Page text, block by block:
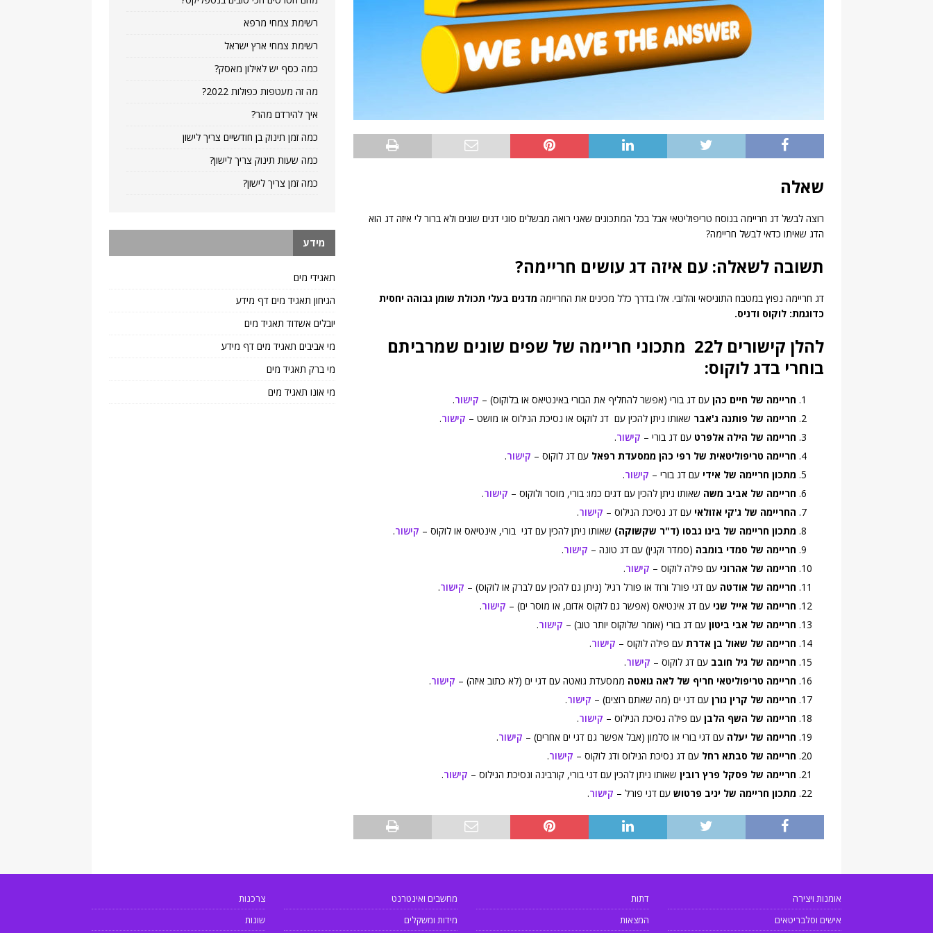
שאלה
רוצה לבשל דג חריימה בנוסח טריפוליטאי אבל בכל המתכונים שאני רואה מבשלים סוגי דגים שונים ולא ברור לי איזה דג הוא
הדג שאיתו כדאי לבשל חריימה?
תשובה לשאלה: עם איזה דג עושים חריימה?
דג חריימה נפוץ במטבח התוניסאי והלובי. אלו בדרך כלל מכינים את החריימה מדגים בעלי תכולת שומן גבוהה יחסית
כדוגמת: לוקוס ודניס.
להלן קישורים ל22 מתכוני חריימה של שפים שונים שמרביתם
בוחרי בדג לוקוס:
חריימה של חיים כהן עם דג בורי (אפשר להחליף את הבורי באינטיאס או בלוקוס) – קישור.
חריימה של פותנה ג'אבר שאותו ניתן להכין עם דג לוקוס או נסיכת הנילוס או מושט – קישור.
חריימה של הילה אלפרט עם דג בורי – קישור.
חריימה טריפוליטאית של רפי כהן ממסעדת רפאל עם דג לוקוס – קישור.
מתכון חריימה של אידי עם דג בורי – קישור.
חריימה של אביב משה שאותו ניתן להכין עם דגים כמו: בורי, מוסר ולוקוס – קישור.
החריימה של ג'קי אזולאי עם דג נסיכת הנילוס – קישור.
מתכון חריימה של בינו גבסו (ד"ר שקשוקה) שאותו ניתן להכין עם דגי בורי, אינטיאס או לוקוס – קישור.
חריימה של סמדי בומבה (סמדר וקנין) עם דג טונה – קישור.
חריימה של אהרוני עם פילה לוקוס – קישור.
חריימה של אודטה עם דגי פורל ורוד או פורל רגיל (ניתן גם להכין עם לברק או לוקוס) – קישור.
חריימה של אייל שני עם דג אינטיאס (אפשר גם לוקוס אדום, או מוסר ים) – קישור.
חריימה של אבי ביטון עם דג בורי (אומר שלוקוס יותר טוב) – קישור.
חריימה של שאול בן אדרת עם פילה לוקוס – קישור.
חריימה של גיל חובב עם דג לוקוס – קישור.
חריימה טריפוליטאי חריף של לאה גואטה ממסעדת גואטה עם דגי ים (לא כתוב איזה) – קישור.
חריימה של קרין גורן עם דגי ים (מה שאתם רוצים) – קישור.
חריימה של השף הלבן עם פילה נסיכת הנילוס – קישור.
חריימה של יעלה עם דגי בורי או סלמון (אבל אפשר גם דגי ים אחרים) – קישור.
חריימה של סבתא רחל עם דג נסיכת הנילוס ודג לוקוס – קישור.
חריימה של פסקל פרץ רובין שאותו ניתן להכין עם דגי בורי, קורבינה ונסיכת הנילוס – קישור.
מתכון חריימה של יניב פרטוש עם דגי פורל – קישור.
רשימת צמחי מרפא
רשימת צמחי ארץ ישראל
כמה כסף יש לאילון מאסק?
מה זה מעטפות כפולות 2022?
איך להירדם מהר?
כמה זמן תינוק בן חודשיים צריך לישון
כמה שעות תינוק צריך לישון?
כמה זמן צריך לישון?
מידע
תאגידי מים
הגיחון תאגיד מים דף מידע
יובלים אשדוד תאגיד מים
מי אביבים תאגיד מים דף מידע
מי ברק תאגיד מים
מי אונו תאגיד מים
אומנות ויצירה
אישים וסלבריטאים
דתות
המצאות
מחשבים ואינטרנט
מידות ומשקלים
צרכנות
שונות